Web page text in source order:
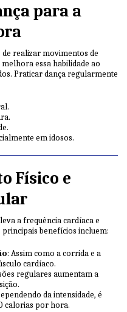
para a
de realizar movimentos de
essa habilidade ao
Praticar dança regularmente
em idosos.
Físico e
a frequência cardíaca e
benefícios incluem:
: Assim como a corrida e a
cardíaco.
regulares aumentam a
da intensidade, é
calorias por hora.